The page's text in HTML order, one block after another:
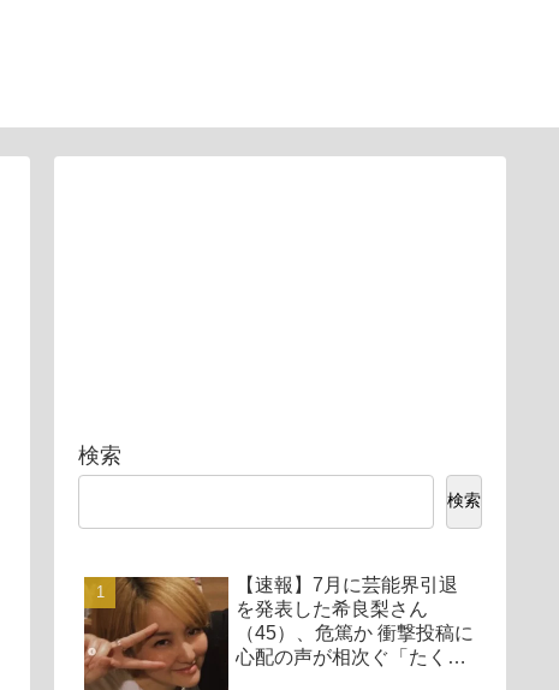
検索
検索
【速報】7月に芸能界引退
を発表した希良梨さん
（45）、危篤か 衝撃投稿に
心配の声が相次ぐ「たくさ